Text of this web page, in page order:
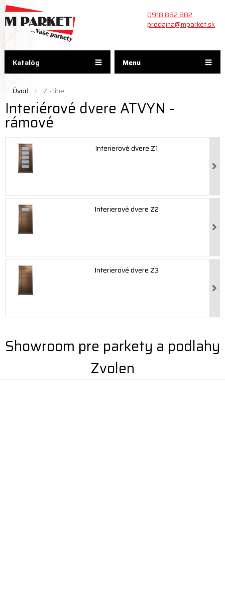
Menu
0918 882 882
predajna@mparket.sk
Úvod Z - line
Interiérové dvere ATVYN -
rámové
Interierové dvere Z1
Interierové dvere Z2
Interierové dvere Z3
Katalóg
Showroom pre parkety a podlahy
Zvolen